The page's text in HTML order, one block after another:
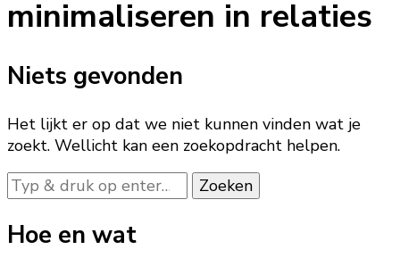
minimaliseren in relaties
Niets gevonden
Het lijkt er op dat we niet kunnen vinden wat je
zoekt. Wellicht kan een zoekopdracht helpen.
Op
zoek
naar
iets?
Hoe en wat